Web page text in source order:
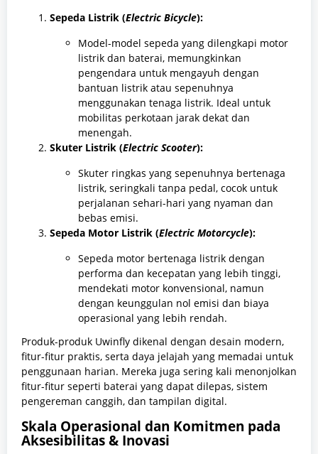
Sepeda Listrik (Electric Bicycle):
Model-model sepeda yang dilengkapi motor
listrik dan baterai, memungkinkan
pengendara untuk mengayuh dengan
bantuan listrik atau sepenuhnya
menggunakan tenaga listrik. Ideal untuk
mobilitas perkotaan jarak dekat dan
menengah.
Skuter Listrik (Electric Scooter):
Skuter ringkas yang sepenuhnya bertenaga
listrik, seringkali tanpa pedal, cocok untuk
perjalanan sehari-hari yang nyaman dan
bebas emisi.
Sepeda Motor Listrik (Electric Motorcycle):
Sepeda motor bertenaga listrik dengan
performa dan kecepatan yang lebih tinggi,
mendekati motor konvensional, namun
dengan keunggulan nol emisi dan biaya
operasional yang lebih rendah.
Produk-produk Uwinfly dikenal dengan desain modern,
fitur-fitur praktis, serta daya jelajah yang memadai untuk
penggunaan harian. Mereka juga sering kali menonjolkan
fitur-fitur seperti baterai yang dapat dilepas, sistem
pengereman canggih, dan tampilan digital.
Skala Operasional dan Komitmen pada
Aksesibilitas & Inovasi